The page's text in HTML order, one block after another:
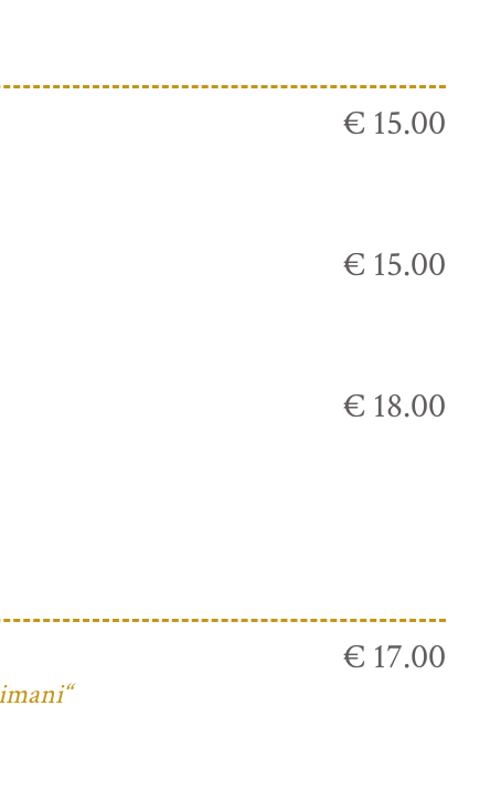
€ 15.00
€ 15.00
€ 18.00
€ 17.00